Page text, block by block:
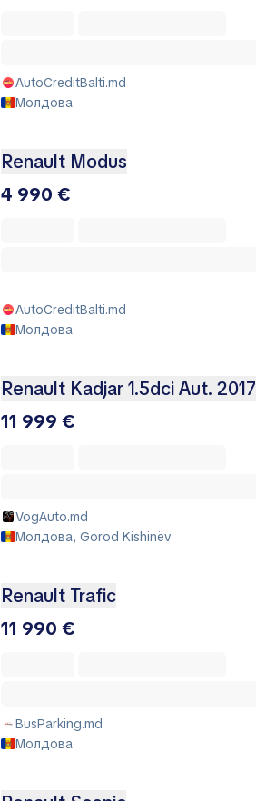
AutoCreditBalti.md
Молдова
Renault Modus
4 990 €
AutoCreditBalti.md
Молдова
Renault Kadjar 1.5dci Aut. 2017
11 999 €
VogAuto.md
Молдова, Gorod Kishinëv
Renault Trafic
11 990 €
BusParking.md
Молдова